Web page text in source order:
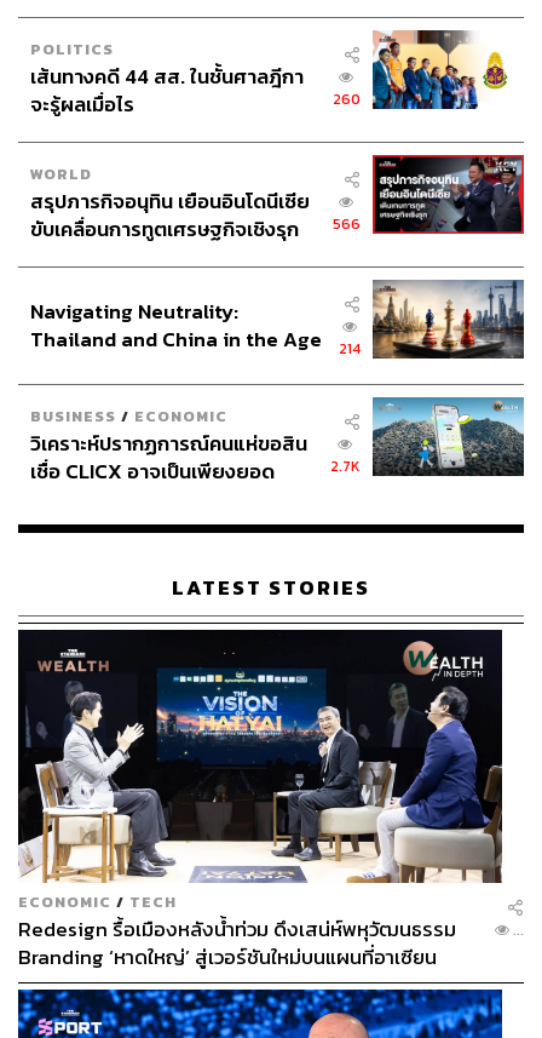
POLITICS
เส้นทางคดี 44 สส. ในชั้นศาลฎีกา
จะรู้ผลเมื่อไร
260
WORLD
สรุปภารกิจอนุทิน เยือนอินโดนีเซีย
ขับเคลื่อนการทูตเศรษฐกิจเชิงรุก
566
Navigating Neutrality:
Thailand and China in the Age
214
BUSINESS / ECONOMIC
วิเคราะห์ปรากฏการณ์คนแห่ขอสิน
เชื่อ CLICX อาจเป็นเพียงยอด
เรือนไทยที่ถูกซุกไว้
2.7K
LATEST STORIES
ECONOMIC / TECH
Redesign รื้อเมืองหลังน้ำท่วม ดึงเสน่ห์พหุวัฒนธรรม
Branding ‘หาดใหญ่’ สู่เวอร์ชันใหม่บนแผนที่อาเซียน
...